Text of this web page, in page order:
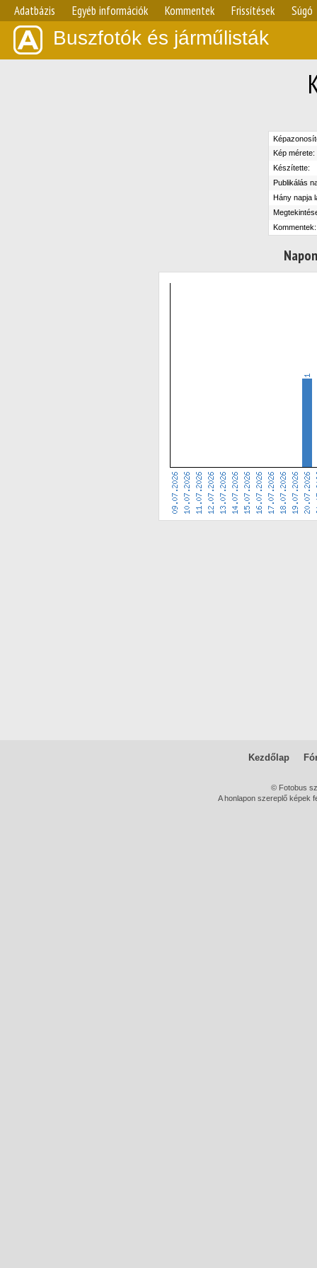
Adatbázis Egyéb információk Kommentek Frissítések Súgó
Buszfotók és járműlisták
Kép mérete:
Készítette:
Publikálás
Hány napja
Kommentek:
Kezdőlap
© Fotobus
A honlapon szereplő képek